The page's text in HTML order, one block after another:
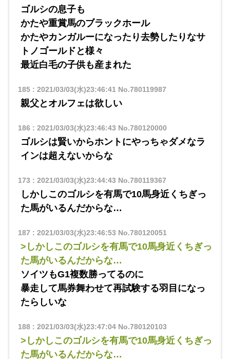
ゴルシの息子も
かたや重賞馬のブラックホール
かたやカンガルーになったり去勢したりなサ
トノゴールドと様々
最近白毛の子供も産まれた
185: 2021/03/03(水)23:46:41 No.780119987
親父とオルフェは欲しい
186 : 2021/03/03(水)23:46:43 No.780120000
ゴルシは賢いからホントにやっちゃダメなラ
インは超えないからな
173 : 2021/03/03(水)23:44:43 No.780119367
しかしこのゴルシを有馬で10馬身近くちぎっ
た馬がいるんだからな…
187 : 2021/03/03(水)23:46:53 No.780120051
>しかしこのゴルシを有馬で10馬身近くちぎっ
た馬がいるんだからな…
ソイツもG1複数勝ってるのに
暴走して馬券舞わせて再試験する羽目になっ
たらしいな
188: 2021/03/03(水)23:47:04No.780120103
>しかしこのゴルシを有馬で10馬身近くちぎっ
た馬がいるんだからな…